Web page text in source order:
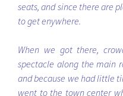
seats, and since there are
to get enywhere.
When we got there,
spectacle along the main
and because we had little
went to the town center